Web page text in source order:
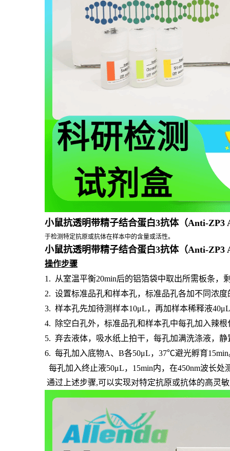
小鼠抗透明带精子结合蛋白3抗体（Anti-
于检测特定抗原或抗体在样本中的含量或活性。
小鼠抗透明带精子结合蛋白3抗体（Anti-
操作步骤
1.
从室温平衡20min后的铝箔袋中取出所需板条
2. 设置标准品孔和样本孔，标准品孔各加不同浓度
3. 样本孔先加待测样本10μL，再加样本稀释液
4.
除空白孔外，标准品孔和样本孔中每孔加入辣根
5. 弃去液体，吸水纸上拍干，每孔加满洗涤液，静
6. 每孔加入底物A、B各50μL，37℃避光孵育15min
每孔加入终止液50μL，15min内，在450nm波长处
通过上述步骤,可以实现对特定抗原或抗体的高灵